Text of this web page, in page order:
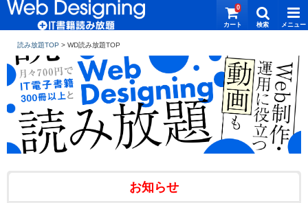
読み放題TOP >
0
お知らせ